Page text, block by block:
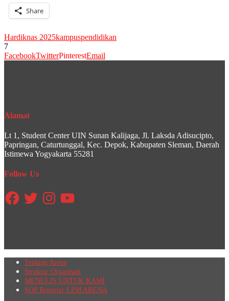
Share
Hardiknas 2025kampuspendidikan
7
FacebookTwitterPinterestEmail
Alamat
Lt 1, Student Center UIN Sunan Kalijaga, Jl. Laksda Adisucipto,
Papringan, Caturtunggal, Kec. Depok, Kabupaten Sleman, Daerah
Istimewa Yogyakarta 55281
Follow Us
FacebookTwitterInstagramYouTube
Tentang Arena
Struktur Organisasi
MENULIS UNTUK KAMI
SOP Reporter LPM ARENA